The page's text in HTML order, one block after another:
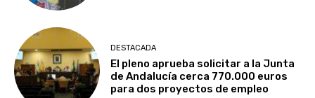
DESTACADA
El pleno aprueba solicitar a la Junta
de Andalucía cerca 770.000 euros
para dos proyectos de empleo